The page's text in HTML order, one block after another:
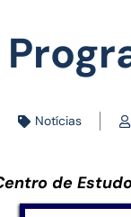
Notícias
de